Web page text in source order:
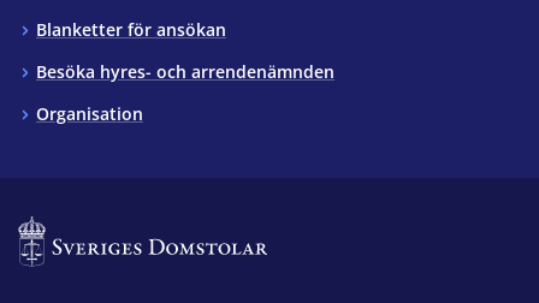
Blanketter för ansökan
Besöka hyres- och arrendenämnden
Organisation